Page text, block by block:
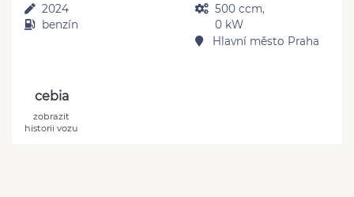
2024
benzín
500 ccm,
0 kW
Hlavní město Praha
cebia
zobrazit
historii vozu